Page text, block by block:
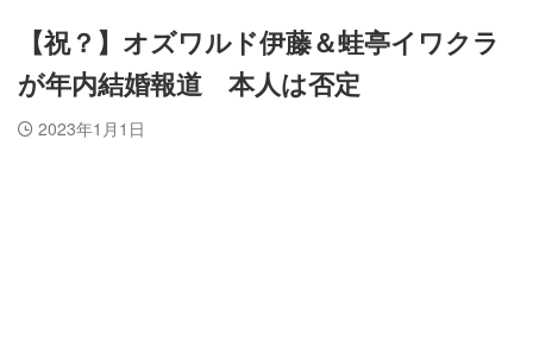
【祝？】オズワルド伊藤＆蛙亭イワクラ
が年内結婚報道 本人は否定
2023年1月1日